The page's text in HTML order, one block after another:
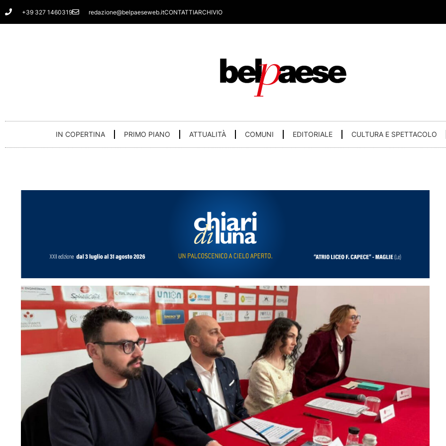
Vai
al
+39 327 1460319 redazione@belpaeseweb.itCONTATTIARCHIVIO
IN COPERTINA PRIMO PIANO ATTUALITÀ COMUNI EDITORIALE CULTURA E SPETTACOLO